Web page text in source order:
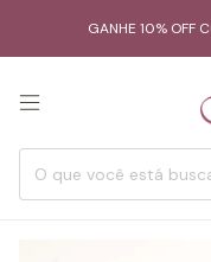
GANHE 10% OFF